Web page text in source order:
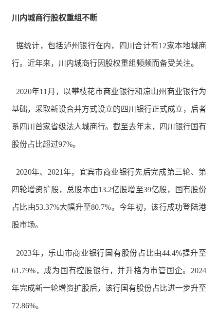
川内城商行股权重组不断
据统计，包括泸州银行在内，四川合计有12家本地城商
行。近年来，川内城商行因股权重组频频而备受关注。
2020年11月，以攀枝花市商业银行和凉山州商业银行为
基础，采取新设合并方式设立的四川银行正式成立，后者
系四川首家省级法人城商行。截至去年末，四川银行国有
股份占比超过97%。
2020年、2021年，宜宾市商业银行先后完成第三轮、第
四轮增资扩股，总股本由13.2亿股增至39亿股，国有股份
占比由53.37%大幅升至80.7%。今年初，该行成功登陆港
股市场。
2023年，乐山市商业银行国有股份占比由44.4%提升至
61.79%，成为国有控股银行，并升格为市管国企。2024
年完成新一轮增资扩股后，该行国有股份占比进一步升至
72.86%。